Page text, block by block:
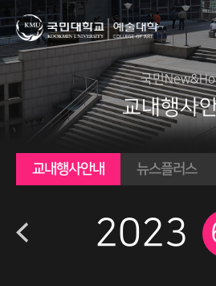
국민
교내행사
교내행사안내 뉴스플러스
2023